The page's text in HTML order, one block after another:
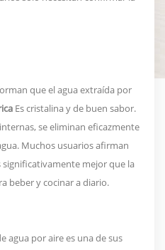
que el agua extraída por
Es cristalina y de buen sabor.
se eliminan eficazmente
Muchos usuarios afirman
significativamente mejor que la
beber y cocinar a diario.
agua por aire es una de sus